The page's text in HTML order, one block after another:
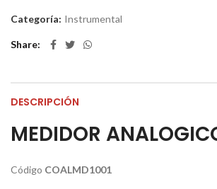
Categoría: Instrumental
Share
DESCRIPCIÓN
MEDIDOR
Código COALMD1001